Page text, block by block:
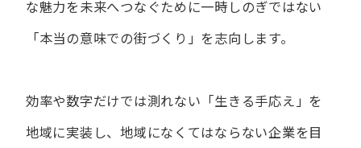
な魅力を未来へつなぐために一時しのぎではない
「本当の意味での街づくり」を志向します。
効率や数字だけでは測れない「生きる手応え」を
地域に実装し、地域になくてはならない企業を目